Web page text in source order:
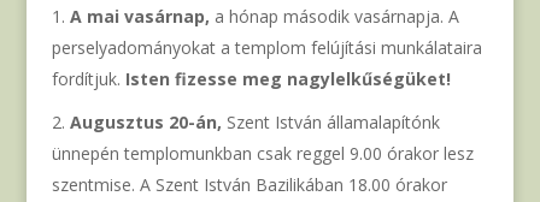
A mai vasárnap, a hónap második vasárnapja. A
perselyadományokat a templom felújítási munkálataira
fordítjuk. Isten fizesse meg nagylelkűségüket!
Augusztus 20-án, Szent István államalapítónk
ünnepén templomunkban csak reggel 9.00 órakor lesz
szentmise. A Szent István Bazilikában 18.00 órakor